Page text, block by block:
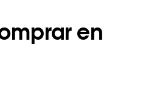
en